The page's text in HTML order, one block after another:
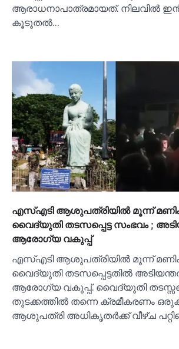
ആരാധനാപാത്രമായത്. നിലവില്‍
കൂടുതല്‍…
എസ്‌എടി ആശുപത്രിയില്‍ മൂന്ന്
വൈദ്യുതി തടസപ്പെട്ട സംഭവം ;
ആരോഗ്യ വകുപ്പ്
എസ്‌എടി ആശുപത്രിയില്‍ മൂന്ന്
വൈദ്യുതി തടസപ്പെട്ടതില്‍
ആരോഗ്യ വകുപ്പ്. വൈദ്യുതി
തുടക്കത്തില്‍ തന്നെ ക്രമീകരണം
ആശുപത്രി അധികൃതര്‍ക്ക് വീഴ്ച